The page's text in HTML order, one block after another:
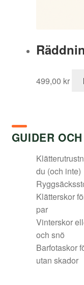
499,00 kr
GUIDER
du (och inte)
Klätterskor
par
Vinterskor
och snö
Barfotaskor
utan skador